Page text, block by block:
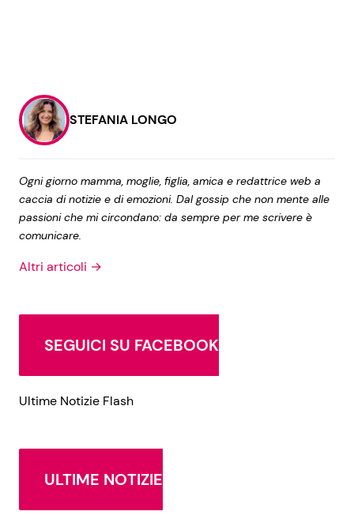
STEFANIA LONGO
Ogni giorno mamma, moglie, figlia, amica e redattrice web a
caccia di notizie e di emozioni. Dal gossip che non mente alle
passioni che mi circondano: da sempre per me scrivere è
comunicare.
Altri articoli →
SEGUICI SU FACEBOOK
Ultime Notizie Flash
ULTIME NOTIZIE